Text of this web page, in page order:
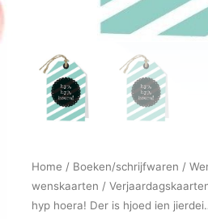
Home / Boeken/schrijfwaren /
wenskaarten /
hyp hoera! Der is hjoed ien